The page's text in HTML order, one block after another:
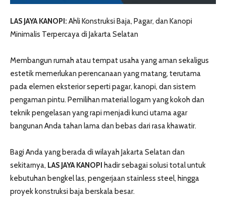
LAS JAYA KANOPI: Ahli Konstruksi Baja, Pagar, dan Kanopi
Minimalis Terpercaya di Jakarta Selatan
Membangun rumah atau tempat usaha yang aman sekaligus
estetik memerlukan perencanaan yang matang, terutama
pada elemen eksterior seperti pagar, kanopi, dan sistem
pengaman pintu. Pemilihan material logam yang kokoh dan
teknik pengelasan yang rapi menjadi kunci utama agar
bangunan Anda tahan lama dan bebas dari rasa khawatir.
Bagi Anda yang berada di wilayah Jakarta Selatan dan
sekitarnya, LAS JAYA KANOPI hadir sebagai solusi total untuk
kebutuhan bengkel las, pengerjaan stainless steel, hingga
proyek konstruksi baja berskala besar.